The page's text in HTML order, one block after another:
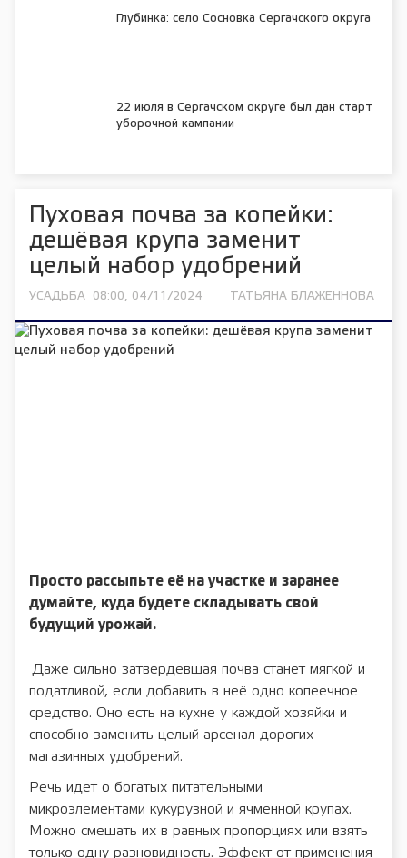
Глубинка: село Сосновка Сергачского округа
22 июля в Сергачском округе был дан старт
уборочной кампании
Пуховая почва за копейки:
дешёвая крупа заменит
целый набор удобрений
УСАДЬБА 08:00, 04/11/2024 ТАТЬЯНА БЛАЖЕННОВА
Просто рассыпьте её на участке и заранее
думайте, куда будете складывать свой
будущий урожай.
Даже сильно затвердевшая почва станет мягкой и
податливой, если добавить в неё одно копеечное
средство. Оно есть на кухне у каждой хозяйки и
способно заменить целый арсенал дорогих
магазинных удобрений.
Речь идет о богатых питательными
микроэлементами кукурузной и ячменной крупах.
Можно смешать их в равных пропорциях или взять
только одну разновидность. Эффект от применения